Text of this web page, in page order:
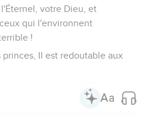
l'Éternel, votre Dieu, et
qui l'environnent
!
princes, Il est redoutable aux